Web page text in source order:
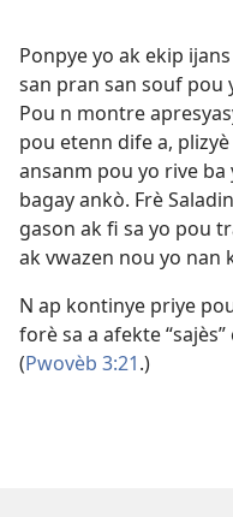
Ponpye yo ak ekip
san pran san souf pou
Pou n montre
pou etenn dife a,
ansanm pou yo rive
bagay ankò. Frè
gason ak fi sa yo pou
ak vwazen nou yo nan
N ap kontinye priye
forè sa a afekte
(Pwovèb 3:21.)